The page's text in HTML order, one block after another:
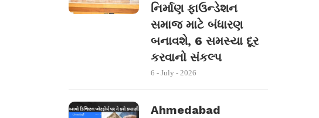
નિર્માણ ફાઉન્ડેશન
સમાજ માટે બંધારણ
બનાવશે, 6 સમસ્યા દૂર
કરવાનો સંકલ્પ
6 - July - 2026
Ahmedabad